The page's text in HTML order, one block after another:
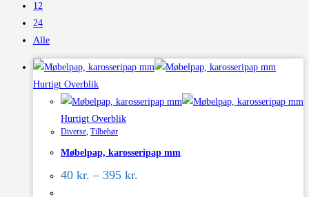
12
24
Alle
Hurtigt Overblik
Hurtigt Overblik
Diverse, Tilbehør
Møbelpap, karosseripap mm
40 kr. – 395 kr.